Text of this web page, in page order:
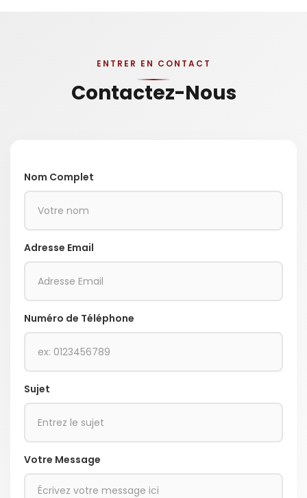
ENTRER EN CONTACT
Contactez-Nous
Nom Complet
Adresse Email
Numéro de Téléphone
Sujet
Votre Message